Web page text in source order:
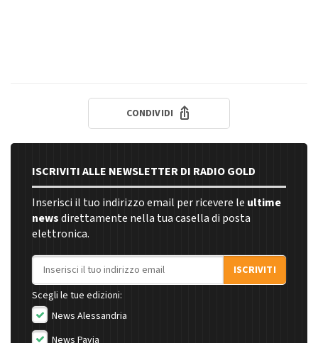
CONDIVIDI
ISCRIVITI ALLE NEWSLETTER DI RADIO GOLD
Inserisci il tuo indirizzo email per ricevere le ultime
newsdirettamente nella tua casella di posta
elettronica.
Indirizzo email
ISCRIVITI
Scegli le tue edizioni:
News Alessandria